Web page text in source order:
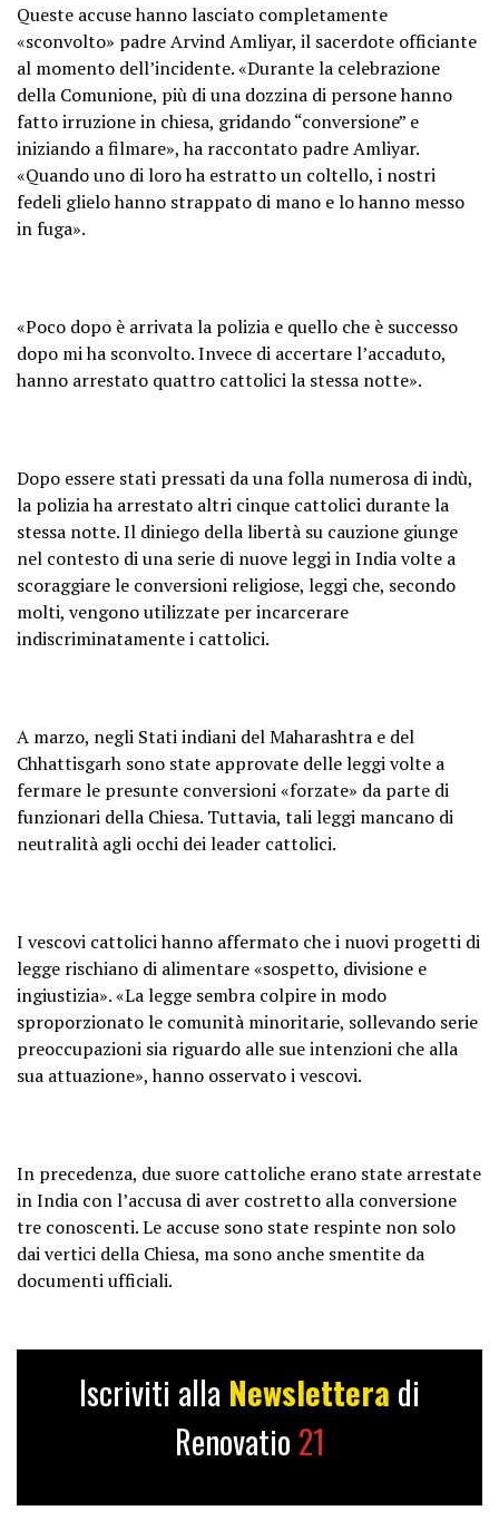
Queste accuse hanno lasciato completamente
«sconvolto» padre Arvind Amliyar, il sacerdote officiante
al momento dell’incidente. «Durante la celebrazione
della Comunione, più di una dozzina di persone hanno
fatto irruzione in chiesa, gridando “conversione” e
iniziando a filmare», ha raccontato padre Amliyar.
«Quando uno di loro ha estratto un coltello, i nostri
fedeli glielo hanno strappato di mano e lo hanno messo
in fuga».
«Poco dopo è arrivata la polizia e quello che è successo
dopo mi ha sconvolto. Invece di accertare l’accaduto,
hanno arrestato quattro cattolici la stessa notte».
Dopo essere stati pressati da una folla numerosa di indù,
la polizia ha arrestato altri cinque cattolici durante la
stessa notte. Il diniego della libertà su cauzione giunge
nel contesto di una serie di nuove leggi in India volte a
scoraggiare le conversioni religiose, leggi che, secondo
molti, vengono utilizzate per incarcerare
indiscriminatamente i cattolici.
A marzo, negli Stati indiani del Maharashtra e del
Chhattisgarh sono state approvate delle leggi volte a
fermare le presunte conversioni «forzate» da parte di
funzionari della Chiesa. Tuttavia, tali leggi mancano di
neutralità agli occhi dei leader cattolici.
I vescovi cattolici hanno affermato che i nuovi progetti di
legge rischiano di alimentare «sospetto, divisione e
ingiustizia». «La legge sembra colpire in modo
sproporzionato le comunità minoritarie, sollevando serie
preoccupazioni sia riguardo alle sue intenzioni che alla
sua attuazione», hanno osservato i vescovi.
In precedenza, due suore cattoliche erano state arrestate
in India con l’accusa di aver costretto alla conversione
tre conoscenti. Le accuse sono state respinte non solo
dai vertici della Chiesa, ma sono anche smentite da
documenti ufficiali.
Iscriviti alla Newslettera di
Renovatio 21